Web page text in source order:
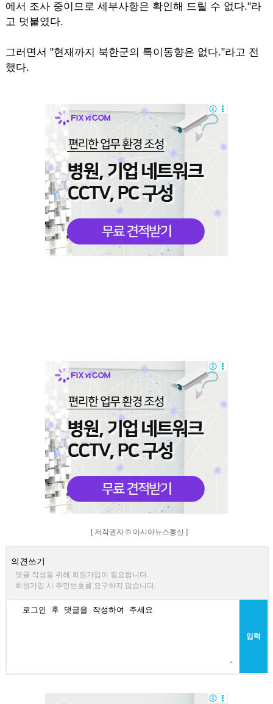
에서 조사 중이므로 세부사항은 확인해 드릴 수 없다."라
고 덧붙였다.
그러면서 "현재까지 북한군의 특이동향은 없다."라고 전
했다.
[ 저작권자 © 아시아뉴스통신 ]
의견쓰기
댓글 작성을 위해 회원가입이 필요합니다.
회원가입 시 주민번호를 요구하지 않습니다.
입력